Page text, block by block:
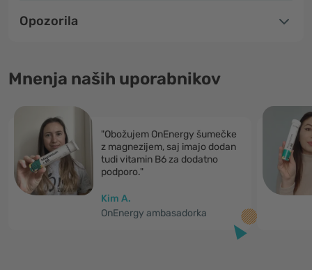
Opozorila
Mnenja naših uporabnikov
"Obožujem OnEnergy šumečke
z magnezijem, saj imajo dodan
tudi vitamin B6 za dodatno
podporo."
Kim A.
OnEnergy ambasadorka